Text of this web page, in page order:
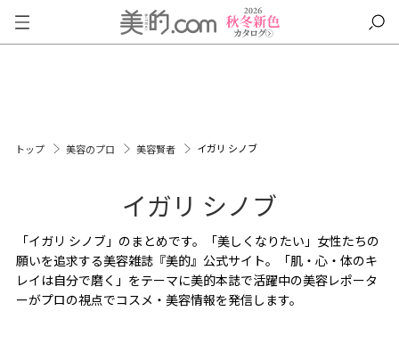
トップ 美容のプロ 美容賢者 イガリ シノブ
イガリ シノブ
「イガリ シノブ」のまとめです。「美しくなりたい」女性たちの
願いを追求する美容雑誌『美的』公式サイト。「肌・心・体のキ
レイは自分で磨く」をテーマに美的本誌で活躍中の美容レポータ
ーがプロの視点でコスメ・美容情報を発信します。